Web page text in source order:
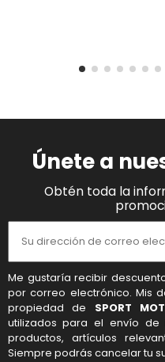
Únete a
Obtén toda la
Me gustaría recibir
por correo electrónico. Mis
propiedad de SPORT
utilizados para el envío de
productos, artículos
Siempre podrás cancelar tu